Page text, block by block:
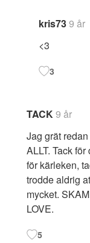
kris739 år
<3
3
TACK9 år
Jag grät
ALLT. Tack
för kärleken,
trodde aldrig
mycket.
LOVE.
5